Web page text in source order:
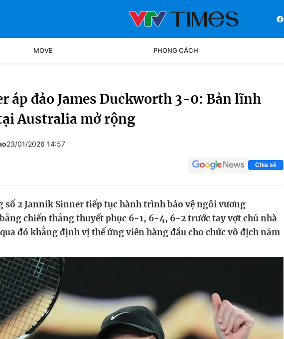
MOVE PHONG CÁCH
thao Điện tử Các môn khác
áp đảo James Duckworth 3-0: Bản lĩnh
Australia mở rộng
23/01/2026 14:57
Chia sẻ
số 2 Jannik Sinner tiếp tục hành trình bảo vệ ngôi vương
chiến thắng thuyết phục 6-1, 6-4, 6-2 trước tay vợt chủ nhà
đó khẳng định vị thế ứng viên hàng đầu cho chức vô địch năm